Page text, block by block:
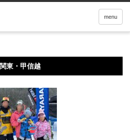
menu
関東・甲信越